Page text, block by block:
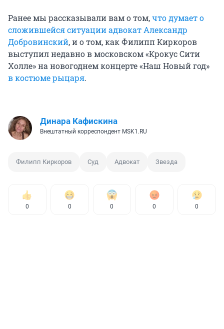
Ранее мы рассказывали вам о том,что думает о
сложившейся ситуации адвокат Александр
Добровинский, и о том, как Филипп Киркоров
выступил недавно в московском «Крокус Сити
Холле» на новогоднем концерте «Наш Новый год»
в костюме рыцаря.
Динара Кафискина
Внештатный корреспондент MSK1.RU
Филипп Киркоров Суд Адвокат Звезда
0 0 0 0 0